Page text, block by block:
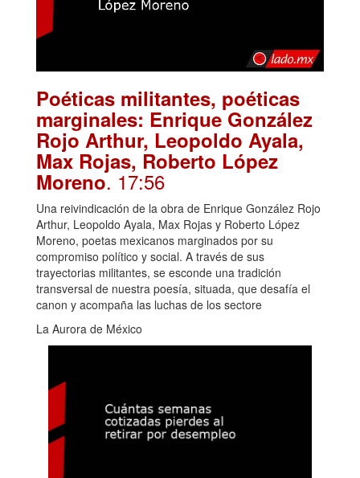
Poéticas militantes, poéticas
marginales: Enrique González
Rojo Arthur, Leopoldo Ayala,
Max Rojas, Roberto López
Moreno. 17:56
Una reivindicación de la obra de Enrique González Rojo
Arthur, Leopoldo Ayala, Max Rojas y Roberto López
Moreno, poetas mexicanos marginados por su
compromiso político y social. A través de sus
trayectorias militantes, se esconde una tradición
transversal de nuestra poesía, situada, que desafía el
canon y acompaña las luchas de los sectore
La Aurora de México